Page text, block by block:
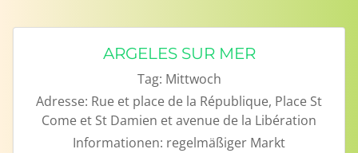
ARGELES SUR MER
Tag: Mittwoch
Adresse: Rue et place de la République, Place St
Come et St Damien et avenue de la Libération
Informationen: regelmäßiger Markt